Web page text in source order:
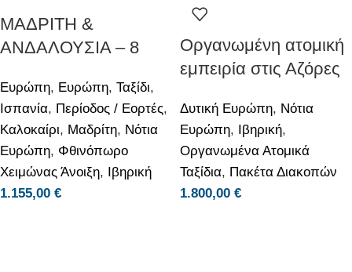
ΜΑΔΡΙΤΗ &
ΑΝΔΑΛΟΥΣΙΑ – 8
Ευρώπη, Ευρώπη, Ταξίδι,
Ισπανία, Περίοδος / Εορτές,
Καλοκαίρι, Μαδρίτη, Νότια
Ευρώπη, Φθινόπωρο
Χειμώνας Άνοιξη, Ιβηρική
1.155,00 €
Οργανωμένη ατομική
εμπειρία στις Αζόρες
Δυτική Ευρώπη, Νότια
Ευρώπη, Ιβηρική,
Οργανωμένα Ατομικά
Ταξίδια, Πακέτα Διακοπών
1.800,00 €